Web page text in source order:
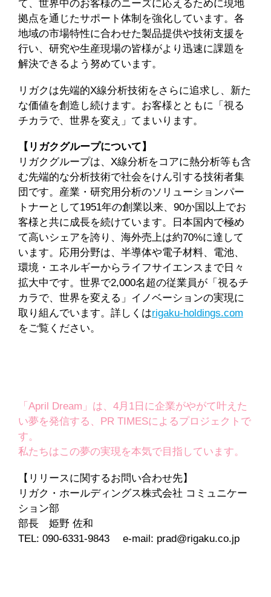
て、世界中のお客様のニーズに応えるために現地
拠点を通じたサポート体制を強化しています。各
地域の市場特性に合わせた製品提供や技術支援を
行い、研究や生産現場の皆様がより迅速に課題を
解決できるよう努めています。
リガクは先端的X線分析技術をさらに追求し、新た
な価値を創造し続けます。お客様とともに「視る
チカラで、世界を変え」てまいります。
【リガクグループについて】
リガクグループは、X線分析をコアに熱分析等も含
む先端的な分析技術で社会をけん引する技術者集
団です。産業・研究用分析のソリューションパー
トナーとして1951年の創業以来、90か国以上でお
客様と共に成長を続けています。日本国内で極め
て高いシェアを誇り、海外売上は約70%に達して
います。応用分野は、半導体や電子材料、電池、
環境・エネルギーからライフサイエンスまで日々
拡大中です。世界で2,000名超の従業員が「視るチ
カラで、世界を変える」イノベーションの実現に
取り組んでいます。詳しくはrigaku-holdings.com
をご覧ください。
「April Dream」は、4月1日に企業がやがて叶えた
い夢を発信する、PR TIMESによるプロジェクトで
す。
私たちはこの夢の実現を本気で目指しています。
【リリースに関するお問い合わせ先】
リガク・ホールディングス株式会社 コミュニケー
ション部
部長 姫野 佐和
TEL: 090-6331-9843 e-mail: prad@rigaku.co.jp